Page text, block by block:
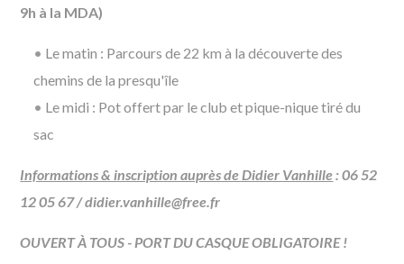
9h à la MDA)
Le matin : Parcours de 22 km à la découverte des
chemins de la presqu'île
Le midi : Pot offert par le club et pique-nique tiré du
sac
Informations & inscription auprès de Didier Vanhille: 06 52
12 05 67 / didier.vanhille@free.fr
OUVERT À TOUS - PORT DU CASQUE OBLIGATOIRE !